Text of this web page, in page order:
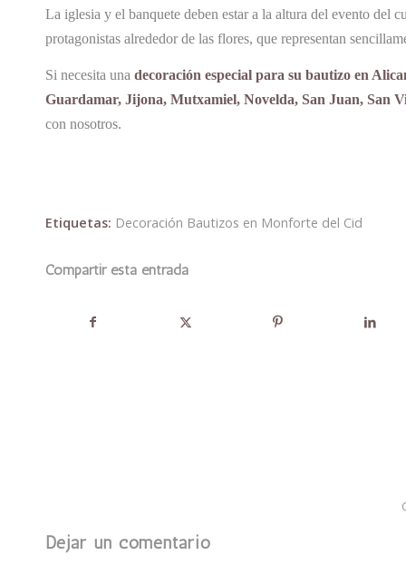
La iglesia y el banquete deben estar a la altura del evento del
protagonistas alrededor de las flores, que representan
Si necesita una decoración especial para su bautizo en
Guardamar, Jijona, Mutxamiel, Novelda, San Juan, San
con nosotros.
Etiquetas: Decoración Bautizos en Monforte del Cid
Compartir esta entrada
Dejar un comentario